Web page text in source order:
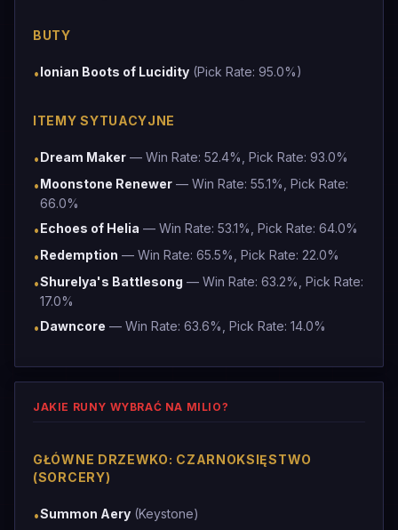
BUTY
•Ionian Boots of Lucidity (Pick Rate: 95.0%)
ITEMY SYTUACYJNE
•Dream Maker — Win Rate: 52.4%, Pick Rate: 93.0%
•Moonstone Renewer — Win Rate: 55.1%, Pick Rate:
66.0%
•Echoes of Helia — Win Rate: 53.1%, Pick Rate: 64.0%
•Redemption — Win Rate: 65.5%, Pick Rate: 22.0%
•Shurelya's Battlesong — Win Rate: 63.2%, Pick Rate:
17.0%
•Dawncore — Win Rate: 63.6%, Pick Rate: 14.0%
JAKIE RUNY WYBRAĆ NA MILIO?
GŁÓWNE DRZEWKO: CZARNOKSIĘSTWO
(SORCERY)
•Summon Aery (Keystone)